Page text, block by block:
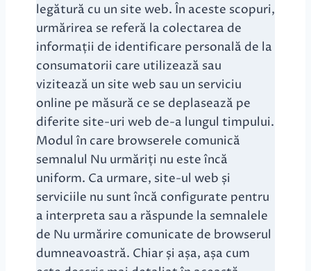
legătură cu un site web. În aceste scopuri,
urmărirea se referă la colectarea de
informații de identificare personală de la
consumatorii care utilizează sau
vizitează un site web sau un serviciu
online pe măsură ce se deplasează pe
diferite site-uri web de-a lungul timpului.
Modul în care browserele comunică
semnalul Nu urmăriți nu este încă
uniform. Ca urmare, site-ul web și
serviciile nu sunt încă configurate pentru
a interpreta sau a răspunde la semnalele
de Nu urmărire comunicate de browserul
dumneavoastră. Chiar și așa, așa cum